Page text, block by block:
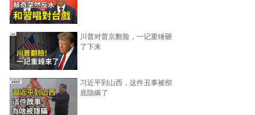
川普对普京翻脸，一记重锤砸
了下来
习近平到山西，这件丑事被彻
底隐瞒了